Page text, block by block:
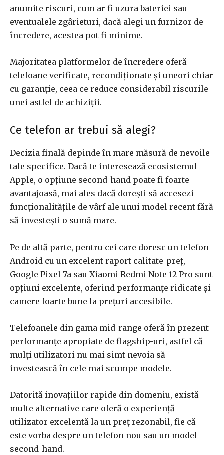
anumite riscuri, cum ar fi uzura bateriei sau
eventualele zgârieturi, dacă alegi un furnizor de
încredere, acestea pot fi minime.
Majoritatea platformelor de încredere oferă
telefoane verificate, recondiționate și uneori chiar
cu garanție, ceea ce reduce considerabil riscurile
unei astfel de achiziții.
Ce telefon ar trebui să alegi?
Decizia finală depinde în mare măsură de nevoile
tale specifice. Dacă te interesează ecosistemul
Apple, o opțiune second-hand poate fi foarte
avantajoasă, mai ales dacă dorești să accesezi
funcționalitățile de vârf ale unui model recent fără
să investești o sumă mare.
Pe de altă parte, pentru cei care doresc un telefon
Android cu un excelent raport calitate-preț,
Google Pixel 7a sau Xiaomi Redmi Note 12 Pro sunt
opțiuni excelente, oferind performanțe ridicate și
camere foarte bune la prețuri accesibile.
Telefoanele din gama mid-range oferă în prezent
performanțe apropiate de flagship-uri, astfel că
mulți utilizatori nu mai simt nevoia să
investească în cele mai scumpe modele.
Datorită inovațiilor rapide din domeniu, există
multe alternative care oferă o experiență
utilizator excelentă la un preț rezonabil, fie că
este vorba despre un telefon nou sau un model
second-hand.